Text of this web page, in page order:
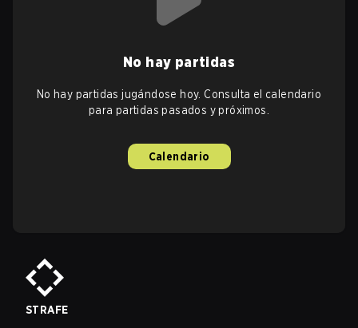
No hay partidas
No hay partidas jugándose hoy. Consulta el calendario
para partidas pasados y próximos.
Calendario
STRAFE